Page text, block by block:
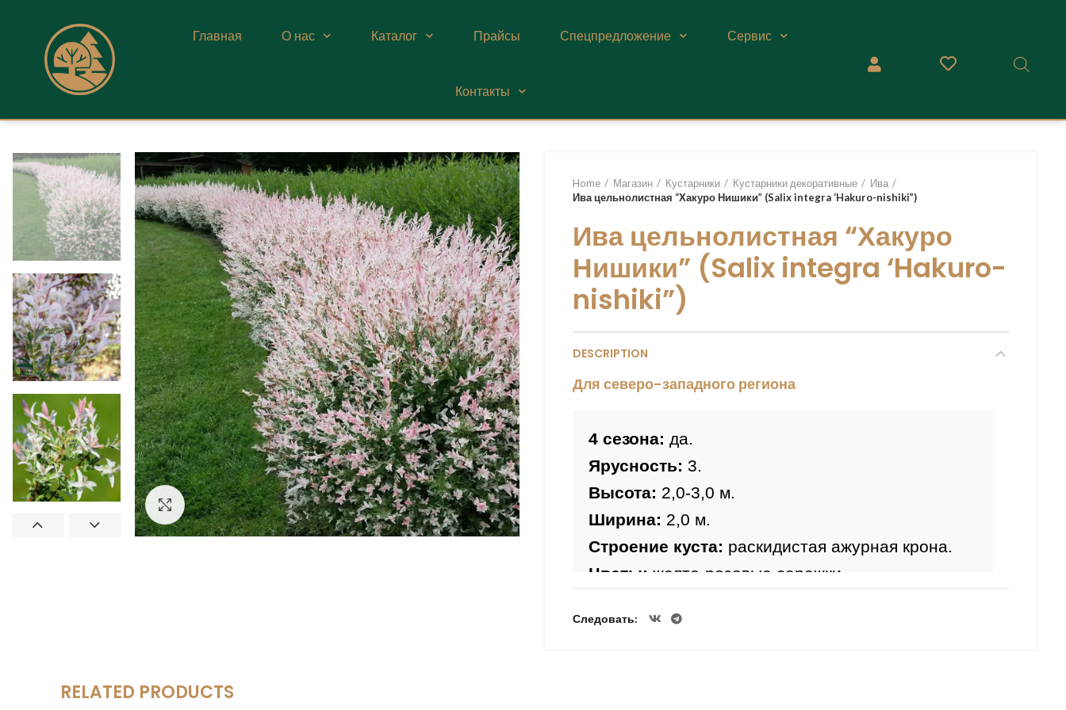
Главная О нас Каталог Прайсы Спецпредложение Сервис
Контакты
Увеличить
Home Магазин Кустарники Кустарники декоративные
Ива
Ива цельнолистная “Хакуро Нишики” (Salix integra ‘Hakuro-nishiki”)
Ива цельнолистная “Хакуро
Нишики” (Salix integra ‘Hakuro-
nishiki”)
DESCRIPTION
Для северо-западного региона
4 сезона: да.
Ярусность: 3.
Высота: 2,0-3,0 м.
Ширина: 2,0 м.
Строение куста: раскидистая ажурная крона.
Цветы: желто-розовые сережки.
Лист: весной зеленый с бело розовыми
Следовать
RELATED PRODUCTS